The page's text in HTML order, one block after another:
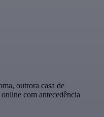
outrora casa de
com antecedência